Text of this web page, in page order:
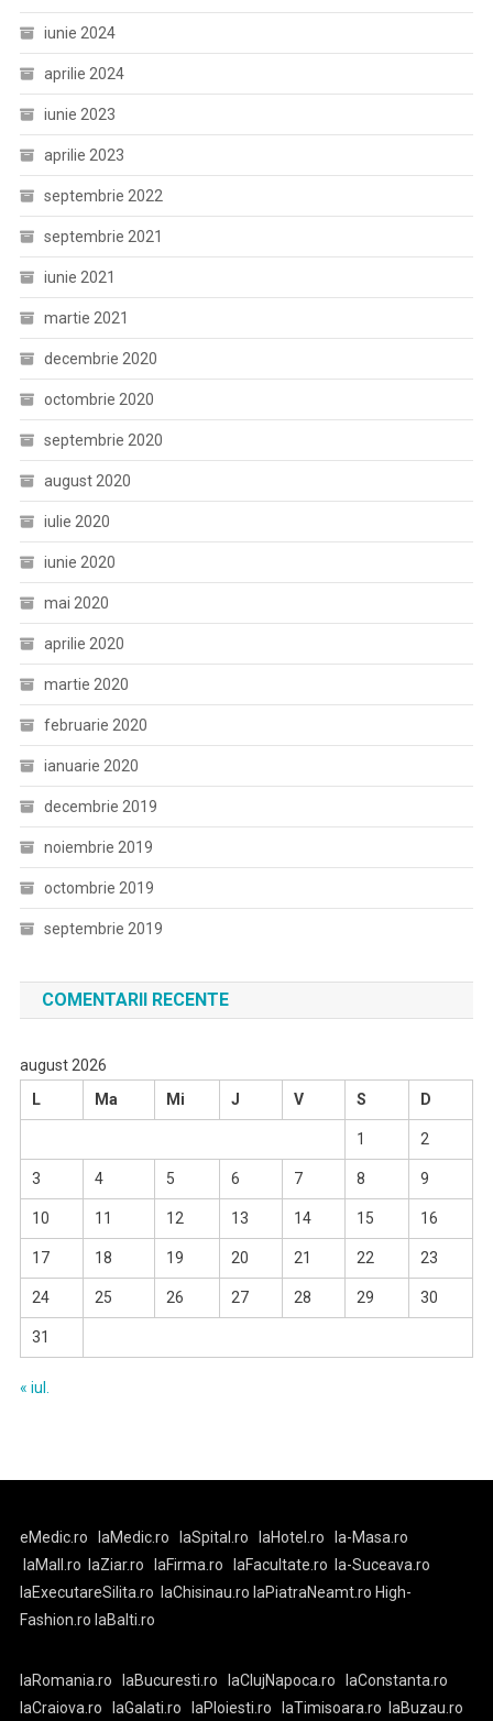
iunie 2024
aprilie 2024
iunie 2023
aprilie 2023
septembrie 2022
septembrie 2021
iunie 2021
martie 2021
decembrie 2020
octombrie 2020
septembrie 2020
august 2020
iulie 2020
iunie 2020
mai 2020
aprilie 2020
martie 2020
februarie 2020
ianuarie 2020
decembrie 2019
noiembrie 2019
octombrie 2019
septembrie 2019
COMENTARII RECENTE
august 2026
L
Ma Mi J V S D
1 2
3 4 5 6 7 8 9
10 11 12 13 14 15 16
17 18 19 20 21 22 23
24 25 26 27 28 29 30
31
« iul.
eMedic.ro laMedic.ro laSpital.ro laHotel.ro
la-Masa.ro
laMall.ro
laZiar.ro laFirma.ro laFacultate.ro
la-Suceava.ro
laExecutareSilita.ro
laChisinau.ro laPiatraNeamt.ro High-
Fashion.ro laBalti.ro
laRomania.ro laBucuresti.ro laClujNapoca.ro
laConstanta.ro
laCraiova.ro
laGalati.ro laPloiesti.ro laTimisoara.ro laBuzau.ro